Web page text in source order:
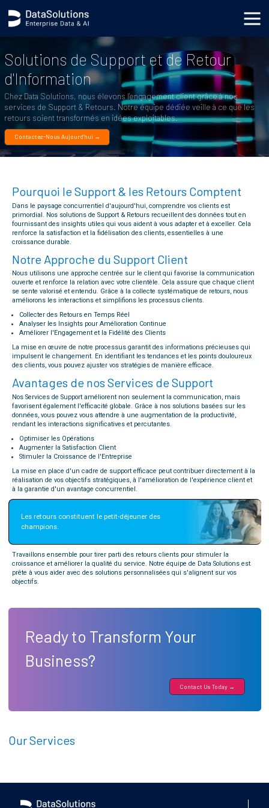
-90vh right -50vw; background-repeat: no-repeat; background-size: cover; }
Solutions de Support et de Retour
d'Information
Chez Data Solutions, nous élevons l'engagement client grâce à nos
services de Support & Retours. Notre équipe dédiée veille à ce que les
retours soient transformés en idées exploitables.
Contactez-Nous Aujourd'hui →
Pourquoi le Support & les Retours Comptent
Dans le paysage concurrentiel d'aujourd'hui, comprendre vos clients est
primordial. Nos solutions de Support & Retours recueillent des données tout en
fournissant des insights utiles qui vous aident à vous adapter et à exceller. Cela
renforce la satisfaction et la fidélisation des clients, essentielles à une
croissance durable.
Notre Approche du Support Client
Nous utilisons une approche centrée sur le client qui favorise la communication
ouverte et renforce la relation avec votre clientèle. Cela assure que chaque client
se sente valorisé et entendu. Grâce à la collecte systématique de retours, nous
améliorons les interactions et simplifions les processus clients.
Collecter des Retours en Temps Réel
Analyser les Insights pour Amélioration Continue
Améliorer l'Engagement et la Fidélité des Clients
La mise en œuvre de notre processus garantit des informations précieuses qui
impulsent le changement. En identifiant les tendances et les points douloureux
des clients, vous pouvez ajuster vos stratégies de manière efficace.
Avantages de nos Services de Support
Nos Services de Support améliorent non seulement la communication, mais
favorisent également l'efficacité globale. Grâce à nos solutions basées sur les
données, vous pouvez vous attendre à une augmentation de la productivité,
rendant les interactions significatives et percutantes.
Optimiser les Opérations
Augmenter la Satisfaction Client
Stimuler la Croissance de l'Entreprise
La mise en place d'un cadre de support efficace peut contribuer directement à la
réalisation de vos objectifs stratégiques, à l'amélioration de l'expérience client et
à la garantie d'un avantage concurrentiel.
Les retours constituent le petit-déjeuner des
champions.
Travaillons ensemble pour tirer parti des retours clients pour stimuler la
croissance et améliorer la qualité du service. Notre équipe de Data Solutions est
prête à vous aider avec des solutions personnalisées qui s'alignent sur vos
objectifs.
Ready to Transform Your
Business?
Contact Us Today →
Our Services